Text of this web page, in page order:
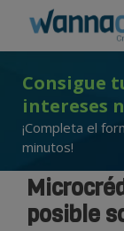
Consigue
intereses
¡Completa el
minutos!
posible